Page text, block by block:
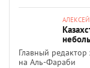
Главный
на Аль-Фараби